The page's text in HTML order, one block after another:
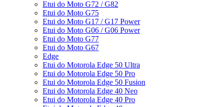
Etui do Moto G72 / G82
Etui do Moto G75
Etui do Moto G17 / G17 Power
Etui do Moto G06 / G06 Power
Etui do Moto G77
Etui do Moto G67
Edge
Etui do Motorola Edge 50 Ultra
Etui do Motorola Edge 50 Pro
Etui do Motorola Edge 50 Fusion
Etui do Motorola Edge 40 Neo
Etui do Motorola Edge 40 Pro